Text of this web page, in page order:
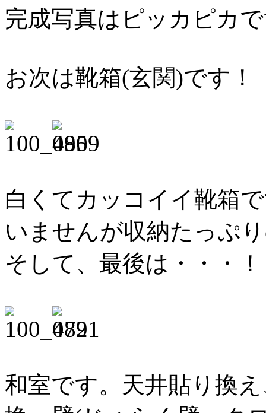
完成写真はピッカピカ
お次は靴箱(玄関)です！
白くてカッコイイ靴箱
いませんが収納たっぷ
そして、最後は・・・！
和室です。天井貼り換